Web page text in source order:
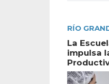
RÍO
La
impulsa